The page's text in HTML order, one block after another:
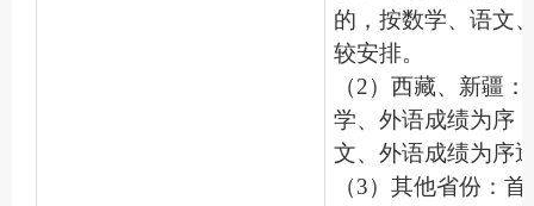
的，按数学、语文
较安排。
（2）西藏、新疆
学、外语成绩为序
文、外语成绩为序
（3）其他省份：